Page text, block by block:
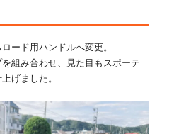
ード用ハンドルへ変更。
組み合わせ、見た目もスポーテ
げました。